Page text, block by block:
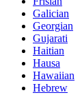
Galician
Georgian
Gujarati
Haitian
Hausa
Hawaiian
Hebrew